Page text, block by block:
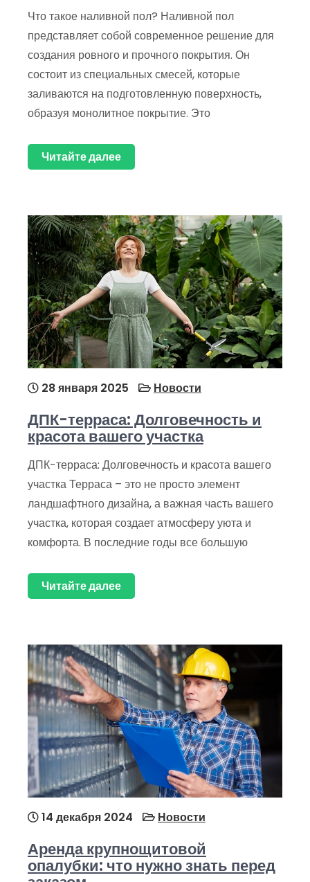
Что такое наливной пол? Наливной пол
представляет собой современное решение для
создания ровного и прочного покрытия. Он
состоит из специальных смесей, которые
заливаются на подготовленную поверхность,
образуя монолитное покрытие. Это
Читайте далее
28 января 2025 Новости
ДПК-терраса: Долговечность и
красота вашего участка
ДПК-терраса: Долговечность и красота вашего
участка Терраса – это не просто элемент
ландшафтного дизайна, а важная часть вашего
участка, которая создает атмосферу уюта и
комфорта. В последние годы все большую
Читайте далее
14 декабря 2024 Новости
Аренда крупнощитовой
опалубки: что нужно знать перед